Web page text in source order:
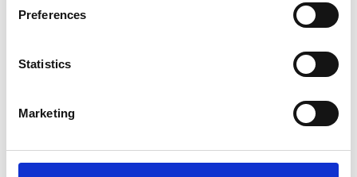
Preferences
Statistics
Marketing